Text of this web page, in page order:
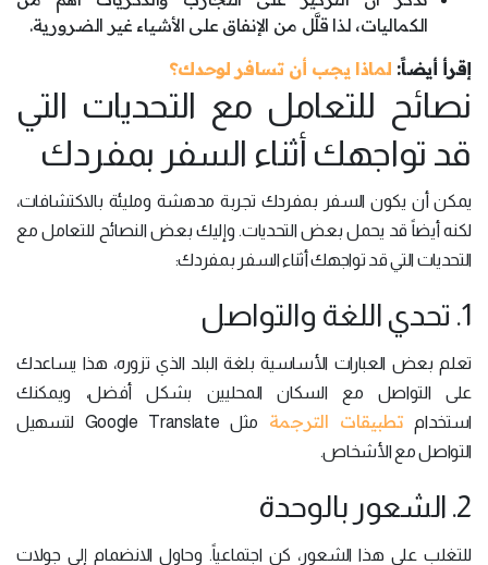
الكماليات، لذا قلَّل من الإنفاق على الأشياء غير الضرورية.
إقرأ أيضاً: لماذا يجب أن تسافر لوحدك؟
نصائح للتعامل مع التحديات التي
قد تواجهك أثناء السفر بمفردك
يمكن أن يكون السفر بمفردك تجربة مدهشة ومليئة بالاكتشافات،
لكنه أيضاً قد يحمل بعض التحديات. وإليك بعض النصائح للتعامل مع
التحديات التي قد تواجهك أثناء السفر بمفردك:
1. تحدي اللغة والتواصل
تعلم بعض العبارات الأساسية بلغة البلد الذي تزوره، هذا يساعدك
على التواصل مع السكان المحليين بشكل أفضل، ويمكنك
استخدام تطبيقات الترجمة
مثل Google Translate لتسهيل
التواصل مع الأشخاص.
2. الشعور بالوحدة
للتغلب على هذا الشعور، كن اجتماعياً. وحاول الانضمام إلى جولات